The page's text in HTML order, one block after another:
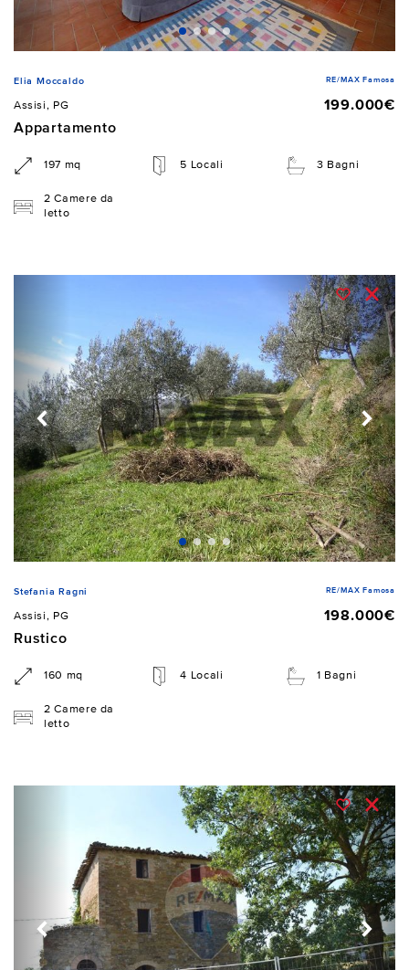
Elia Moccaldo RE/MAX Famosa
Assisi, PG
199.000€
Appartamento
197 mq 5 Locali 3 Bagni
2 Camere da
letto
Stefania Ragni RE/MAX Famosa
Assisi, PG
198.000€
Rustico
160 mq 4 Locali 1 Bagni
2 Camere da
letto